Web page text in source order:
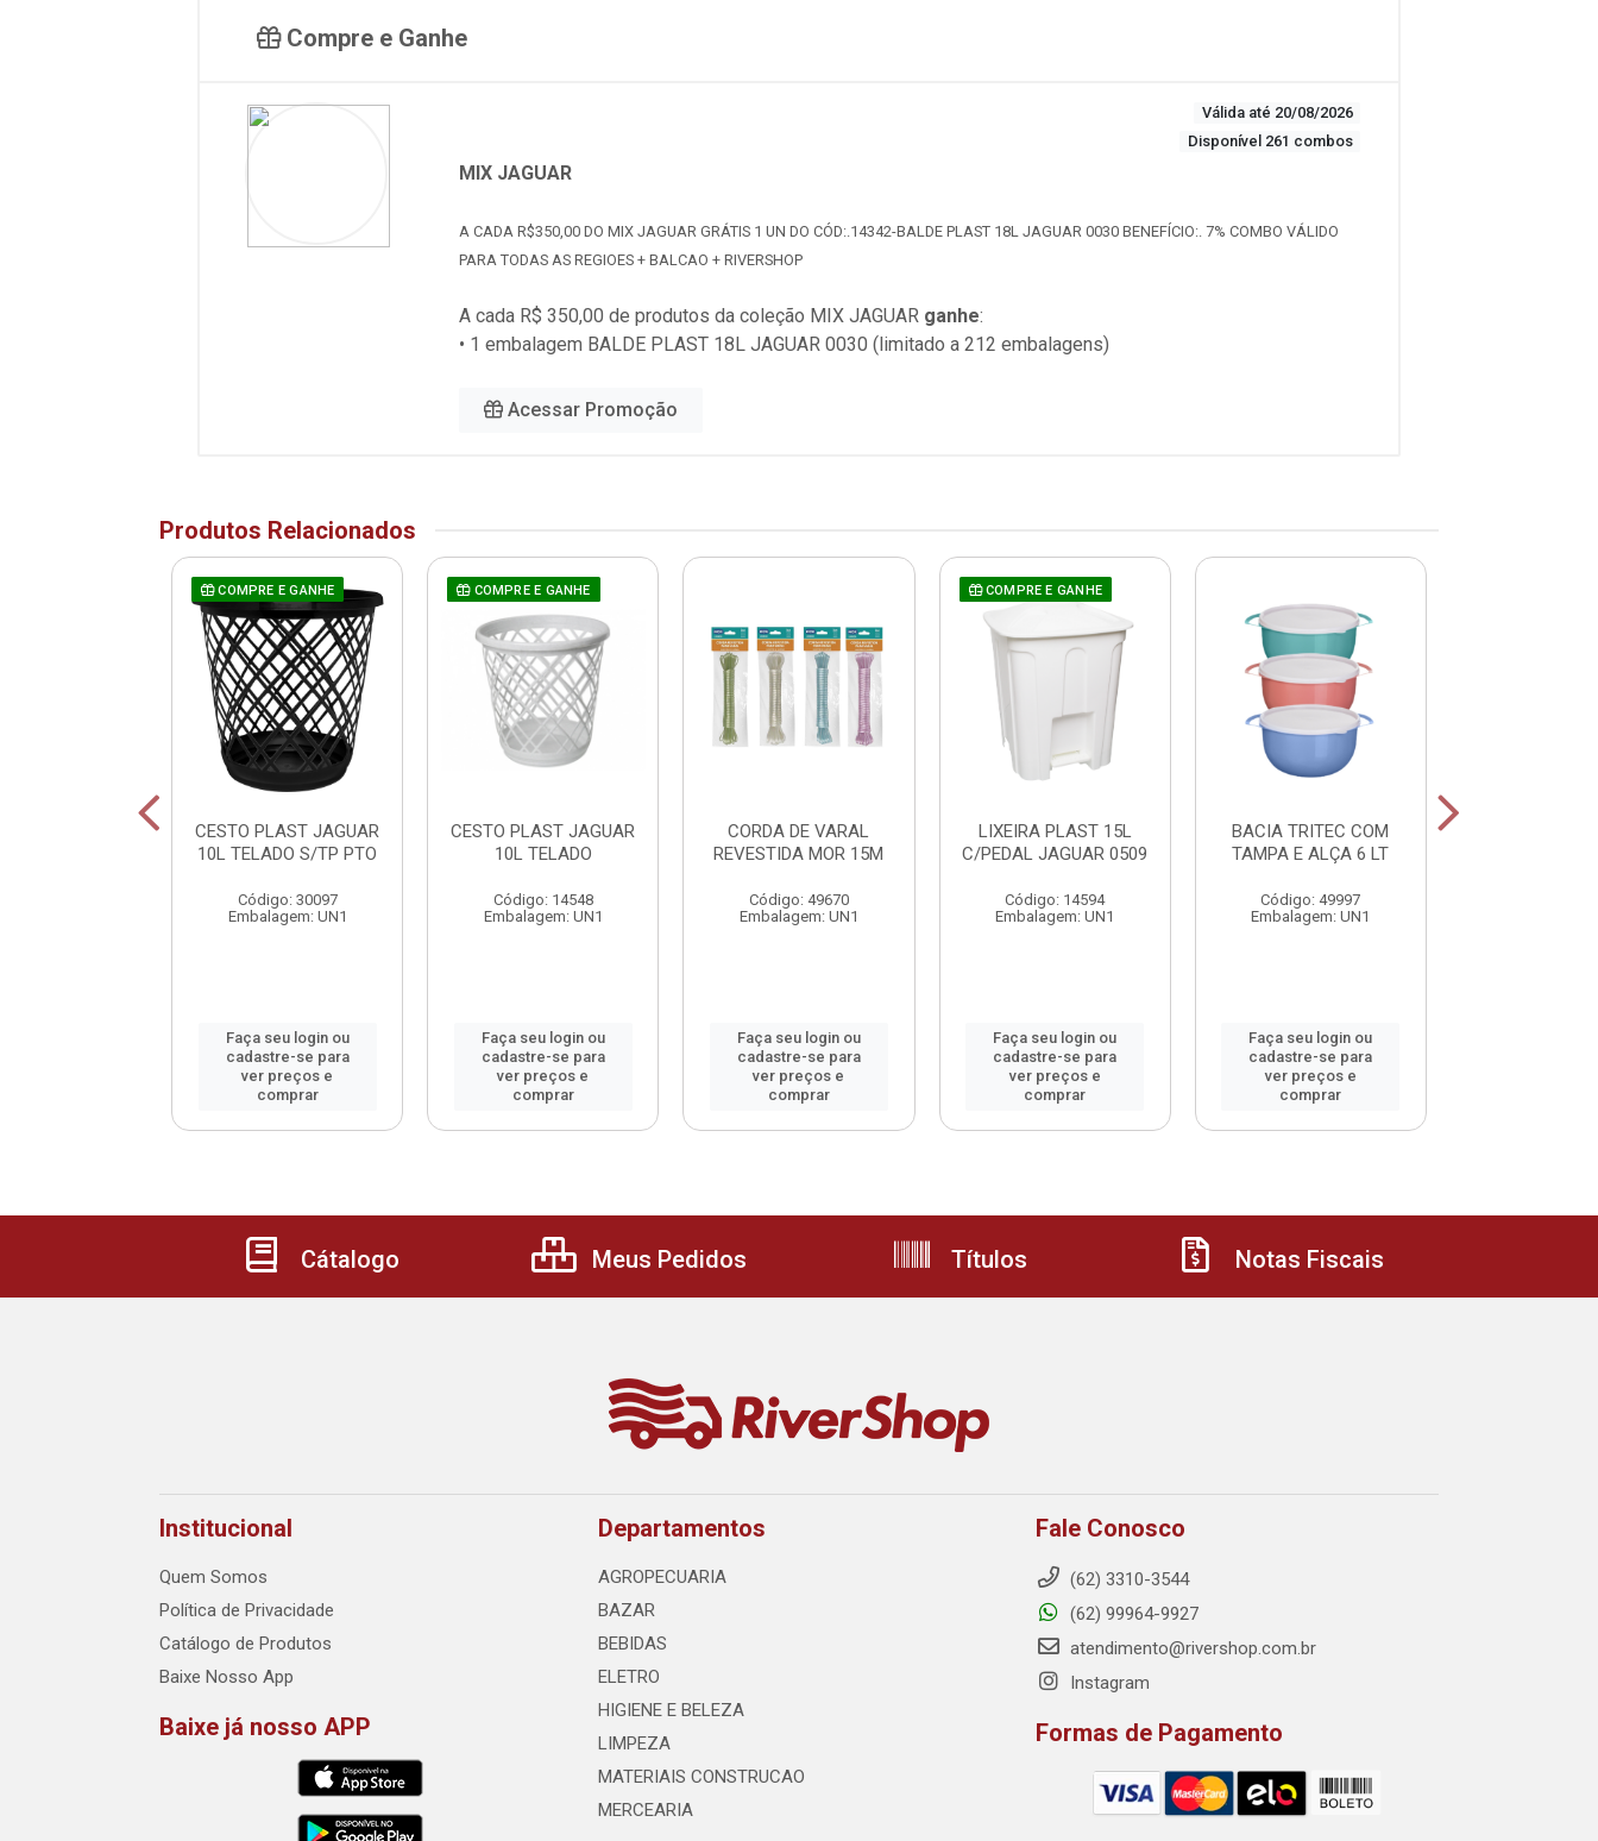
Compre e Ganhe
Válida até 20/08/2026
Disponível 261 combos
MIX JAGUAR
A CADA R$350,00 DO MIX JAGUAR GRÁTIS 1 UN DO CÓD:.14342-BALDE PLAST 18L JAGUAR 0030 BENEFÍCIO:. 7% COMBO VÁLIDO
PARA TODAS AS REGIOES + BALCAO + RIVERSHOP
A cada R$ 350,00 de produtos da coleção MIX JAGUAR ganhe:
• 1 embalagem BALDE PLAST 18L JAGUAR 0030 (limitado a 212 embalagens)
Acessar Promoção
Produtos Relacionados
COMPRE E GANHE
CESTO PLAST JAGUAR
10L TELADO S/TP PTO
Código: 30097
Embalagem: UN1
Faça seu login ou
cadastre-se para
ver preços e
comprar
COMPRE E GANHE
CESTO PLAST JAGUAR
10L TELADO
Código: 14548
Embalagem: UN1
Faça seu login ou
cadastre-se para
ver preços e
comprar
CORDA DE VARAL
REVESTIDA MOR 15M
Código: 49670
Embalagem: UN1
Faça seu login ou
cadastre-se para
ver preços e
comprar
COMPRE E GANHE
LIXEIRA PLAST 15L
C/PEDAL JAGUAR 0509
Código: 14594
Embalagem: UN1
Faça seu login ou
cadastre-se para
ver preços e
comprar
BACIA TRITEC COM
TAMPA E ALÇA 6 LT
Código: 49997
Embalagem: UN1
Faça seu login ou
cadastre-se para
ver preços e
comprar
Cátalogo Meus Pedidos Títulos Notas Fiscais
Institucional
Quem Somos
Política de Privacidade
Catálogo de Produtos
Baixe Nosso App
Baixe já nosso APP
Departamentos
AGROPECUARIA
BAZAR
BEBIDAS
ELETRO
HIGIENE E BELEZA
LIMPEZA
MATERIAIS CONSTRUCAO
MERCEARIA
Fale Conosco
(62) 3310-3544
(62) 99964-9927
atendimento@rivershop.com.br
Instagram
Formas de Pagamento